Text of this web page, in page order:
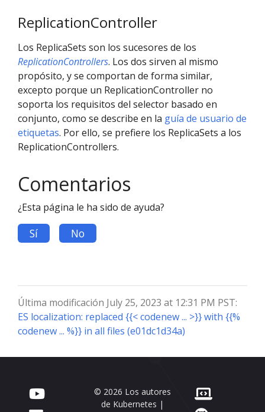
ReplicationController
Los ReplicaSets son los sucesores de los
ReplicationControllers. Los dos sirven al mismo
propósito, y se comportan de forma similar,
excepto porque un ReplicationController no
soporta los requisitos del selector basado en
conjunto, como se describe en la guía de usuario de
etiquetas. Por ello, se prefiere los ReplicaSets a los
ReplicationControllers.
Comentarios
¿Esta página le ha sido de ayuda?
Sí No
Última modificación July 25, 2023 at 12:31 PM PST:
ES localization: replaced {{< codenew ... >}} with {{%
codenew ... %}} in all files (e01dc1d34a)
© 2026 Los autores
de Kubernetes |